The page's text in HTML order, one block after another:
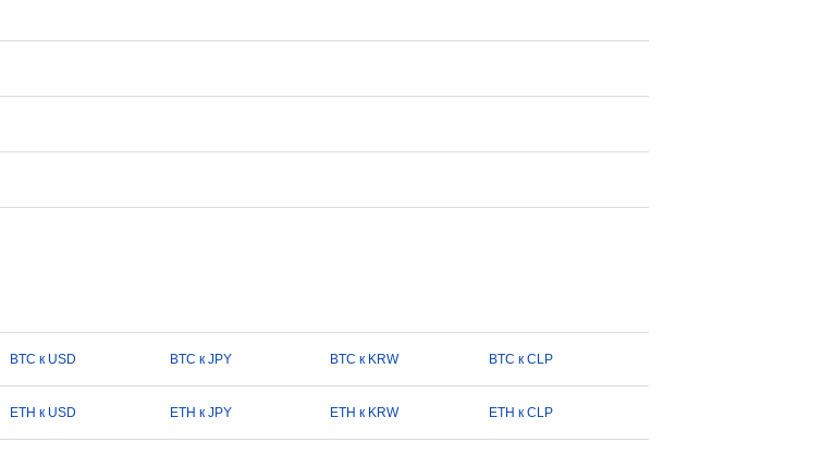
BTC к USD BTC к JPY BTC к KRW BTC к CLP
ETH к USD ETH к JPY ETH к KRW ETH к CLP